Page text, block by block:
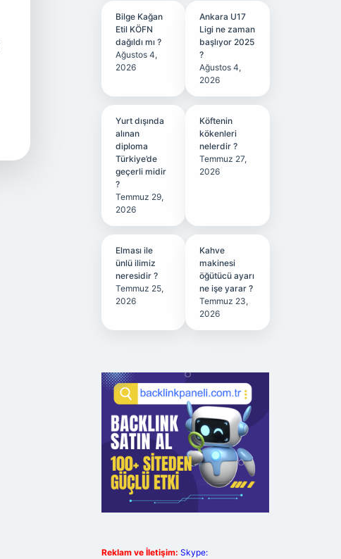
Bilge Kağan
Etil KÖFN
dağıldı mı ?
Ağustos 4,
2026
Ankara U17
Ligi ne zaman
başlıyor 2025
?
Ağustos 4,
2026
Yurt dışında
alınan
diploma
Türkiye’de
geçerli midir
?
Temmuz 29,
2026
Köftenin
kökenleri
nelerdir ?
Temmuz 27,
2026
Elması ile
ünlü ilimiz
neresidir ?
Temmuz 25,
2026
Kahve
makinesi
öğütücü ayarı
ne işe yarar ?
Temmuz 23,
2026
Reklam ve İletişim: Skype: